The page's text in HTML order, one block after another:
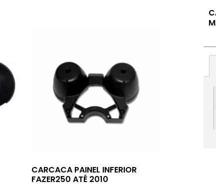
CARCACA PAINEL INFERIOR
FAZER250 ATÉ 2010